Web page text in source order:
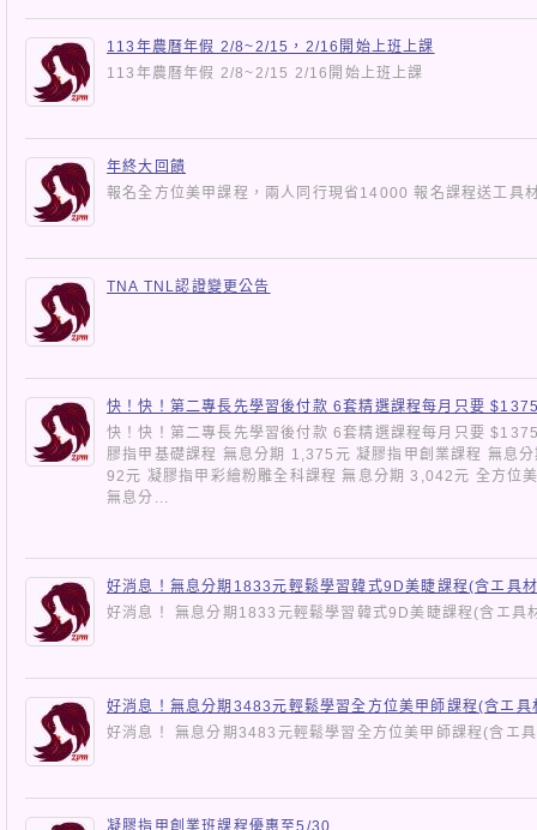
113年農曆年假 2/8~2/15，2/16開始上班上課
113年農曆年假 2/8~2/15 2/16開始上班上課
年終大回饋
報名全方位美甲課程，兩人同行現省14000 報名課程送工具
TNA TNL認證變更公告
快！快！第二專長先學習後付款 6套精選課程每月只要
快！快！第二專長先學習後付款 6套精選課程每月只要
膠指甲基礎課程 無息分期 1,375元 凝膠指甲創業課程 無息
92元 凝膠指甲彩繪粉雕全科課程 無息分期 3,042元 全方位
無息分...
好消息！無息分期1833元輕鬆學習韓式9D美睫課程(含エ具
好消息！ 無息分期1833元輕鬆學習韓式9D美睫課程(含エ具
好消息！無息分期3483元輕鬆學習全方位美甲師課程(含エ
好消息！ 無息分期3483元輕鬆學習全方位美甲師課程(含エ
凝膠指甲創業班課程優惠至5/30